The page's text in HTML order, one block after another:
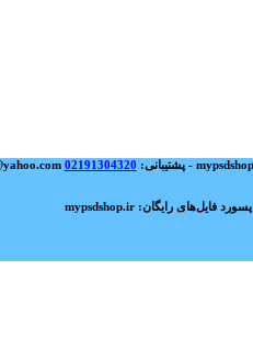
02191304320
پسورد فایل‌های رایگان: mypsdshop.ir